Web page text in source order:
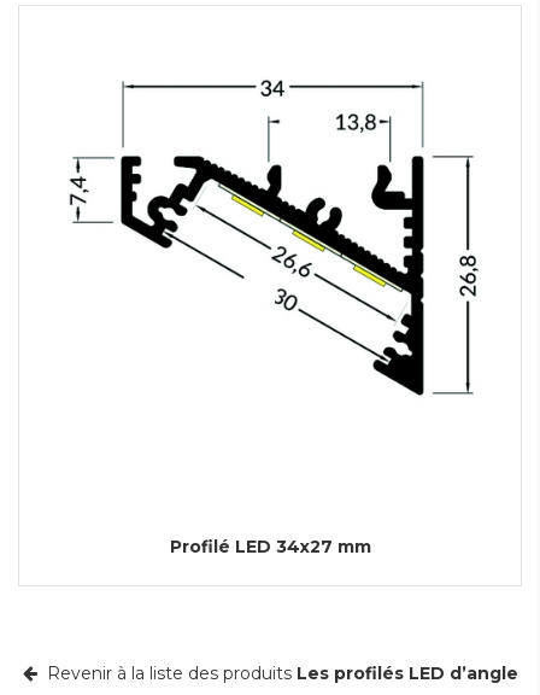
Profilé LED 34x27 mm
Revenir à la liste des produits Les profilés LED d’angle